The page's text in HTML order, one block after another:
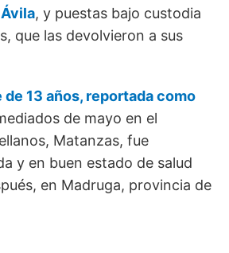
, y puestas bajo custodia
que las devolvieron a sus
13 años, reportada como
de mayo en el
Matanzas, fue
y en buen estado de salud
en Madruga, provincia de